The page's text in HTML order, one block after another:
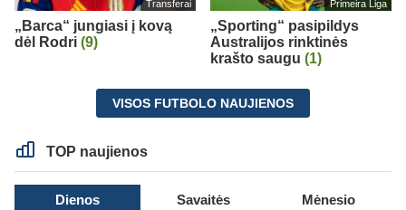
Transferai
„Barca“ jungiasi į kovą
dėl Rodri (9)
Primeira Liga
„Sporting“ pasipildys
Australijos rinktinės
krašto saugu (1)
VISOS FUTBOLO NAUJIENOS
TOP naujienos
Dienos Savaitės Mėnesio